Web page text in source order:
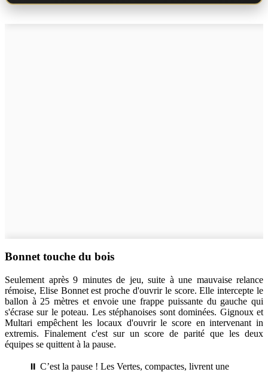
Bonnet touche du bois
Seulement après 9 minutes de jeu, suite à une mauvaise relance
rémoise, Elise Bonnet est proche d'ouvrir le score. Elle intercepte le
ballon à 25 mètres et envoie une frappe puissante du gauche qui
s'écrase sur le poteau. Les stéphanoises sont dominées. Gignoux et
Multari empêchent les locaux d'ouvrir le score en intervenant in
extremis. Finalement c'est sur un score de parité que les deux
équipes se quittent à la pause.
⏸ C’est la pause ! Les Vertes, compactes, livrent une